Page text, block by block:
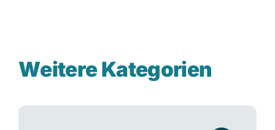
WeitereKategorien